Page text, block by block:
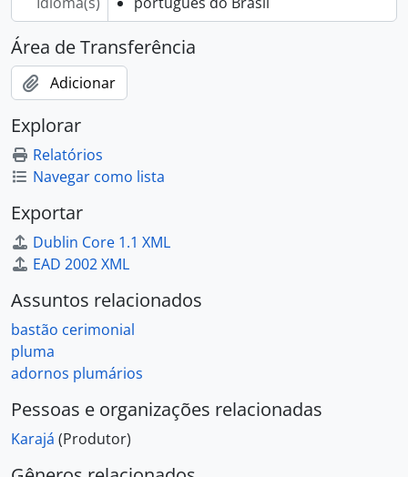
Área de Transferência
Adicionar
Explorar
Relatórios
Navegar como lista
Exportar
Dublin Core 1.1 XML
EAD 2002 XML
Assuntos relacionados
bastão cerimonial
pluma
adornos plumários
Pessoas e organizações relacionadas
Karajá (Produtor)